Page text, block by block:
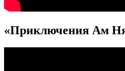
«Приключения Ам